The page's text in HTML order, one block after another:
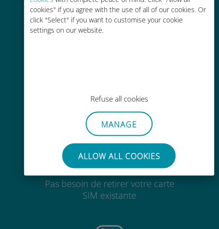
cookies" if you agree with the use of all of our cookies. Or
click "Select" if you want to customise your cookie
settings on our website.
Refuse all cookies
MANAGE
ALLOW ALL COOKIES
opérateur habituel
Wi-Fi ou data sur votre compte
Sans effort
Pas besoin de retirer votre carte
SIM existante